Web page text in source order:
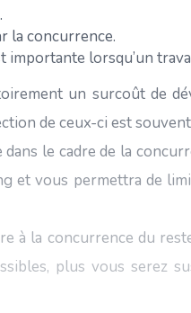
la concurrence.
lorsqu’un
un surcoût de
de ceux-ci est
le cadre de la
et vous permettra de
la concurrence du
plus vous serez